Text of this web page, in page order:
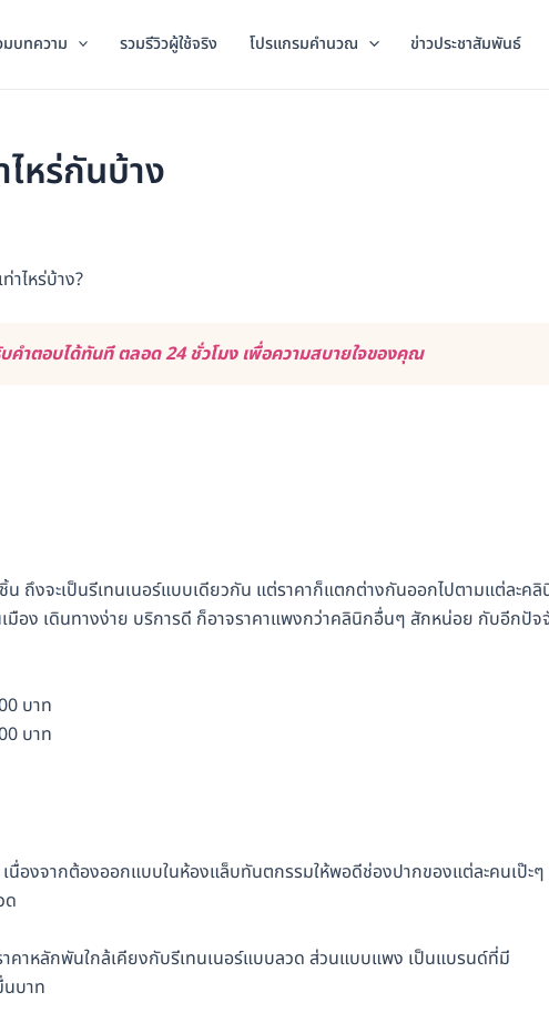
มบทความ รวมรีวิวผู้ใช้จริง โปรแกรมคำนวณ ข่าวประชาสัมพันธ์
ไหร่กันบ้าง
าไหร่บ้าง?
คำตอบได้ทันที ตลอด 24 ชั่วโมง เพื่อความสบายใจของคุณ
ถึงจะเป็นรีเทนเนอร์แบบเดียวกัน แต่ราคาก็แตกต่างกันออกไปตามแต่ละคลิ
มือง เดินทางง่าย บริการดี ก็อาจราคาแพงกว่าคลินิกอื่นๆ สักหน่อย กับอีกปัจ
บาท
บาท
เนื่องจากต้องออกแบบในห้องแล็บทันตกรรมให้พอดีช่องปากของแต่ละคนเป๊ะๆ
ด
าคาหลักพันใกล้เคียงกับรีเทนเนอร์แบบลวด ส่วนแบบแพง เป็นแบรนด์ที่มี
นบาท